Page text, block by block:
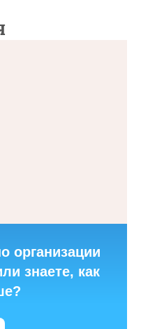
организации
знаете, как